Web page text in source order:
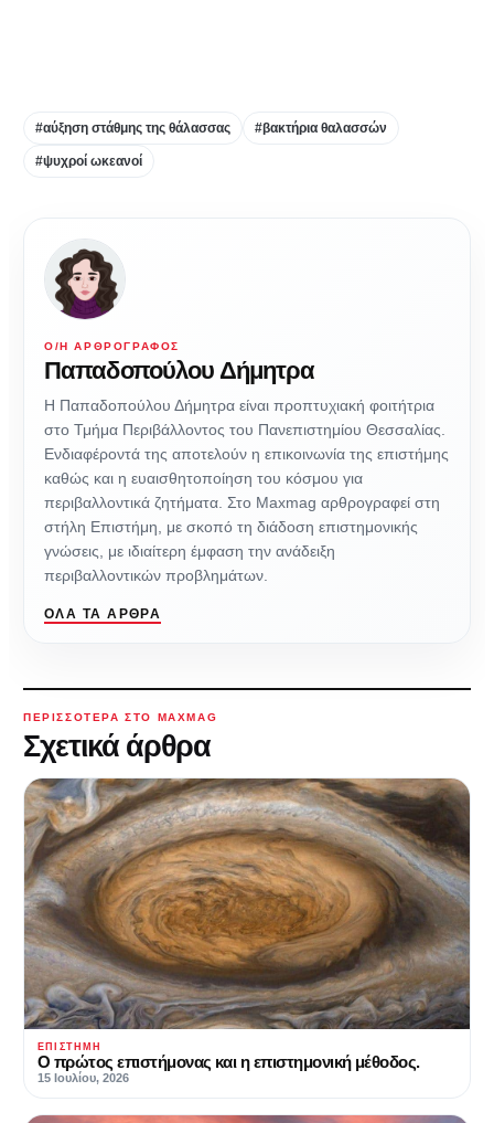
#αύξηση στάθμης της θάλασσας #βακτήρια θαλασσών
#ψυχροί ωκεανοί
Ο/Η ΑΡΘΡΟΓΡΆΦΟΣ
Παπαδοπούλου Δήμητρα
Η Παπαδοπούλου Δήμητρα είναι προπτυχιακή φοιτήτρια
στο Τμήμα Περιβάλλοντος του Πανεπιστημίου Θεσσαλίας.
Ενδιαφέροντά της αποτελούν η επικοινωνία της επιστήμης
καθώς και η ευαισθητοποίηση του κόσμου για
περιβαλλοντικά ζητήματα. Στο Maxmag αρθρογραφεί στη
στήλη Επιστήμη, με σκοπό τη διάδοση επιστημονικής
γνώσεις, με ιδιαίτερη έμφαση την ανάδειξη
περιβαλλοντικών προβλημάτων.
ΌΛΑ ΤΑ ΆΡΘΡΑ
ΠΕΡΙΣΣΌΤΕΡΑ ΣΤΟ MAXMAG
Σχετικά άρθρα
ΕΠΙΣΤΉΜΗ
Ο πρώτος επιστήμονας και η επιστημονική μέθοδος.
15 Ιουλίου, 2026